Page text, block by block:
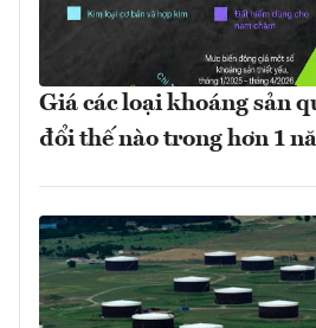
Giá các loại khoáng sản
đổi thế nào trong hơn 1